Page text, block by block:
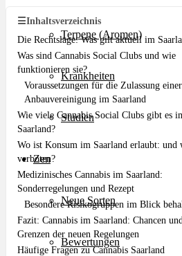
Terpene (Aromen)
Krankheiten
Studien
Zen
Neue Sorten
Bewertungen
☰Inhaltsverzeichnis
Die Rechtslage: Was gilt aktuell im
Was sind Cannabis Social Clubs und wie
funktionieren sie?
Voraussetzungen für die Zulassung einer
Anbauvereinigung im Saarland
Wie viele Cannabis Social Clubs gibt es
Saarland?
Wo ist Konsum im Saarland erlaubt: und
verboten?
Medizinisches Cannabis im Saarland:
Sonderregelungen und Rezept
Besondere Risikogruppen im Blick
Fazit: Cannabis im Saarland: Chancen und
Grenzen der neuen Regelungen
Häufige Fragen zu Cannabis Saarland